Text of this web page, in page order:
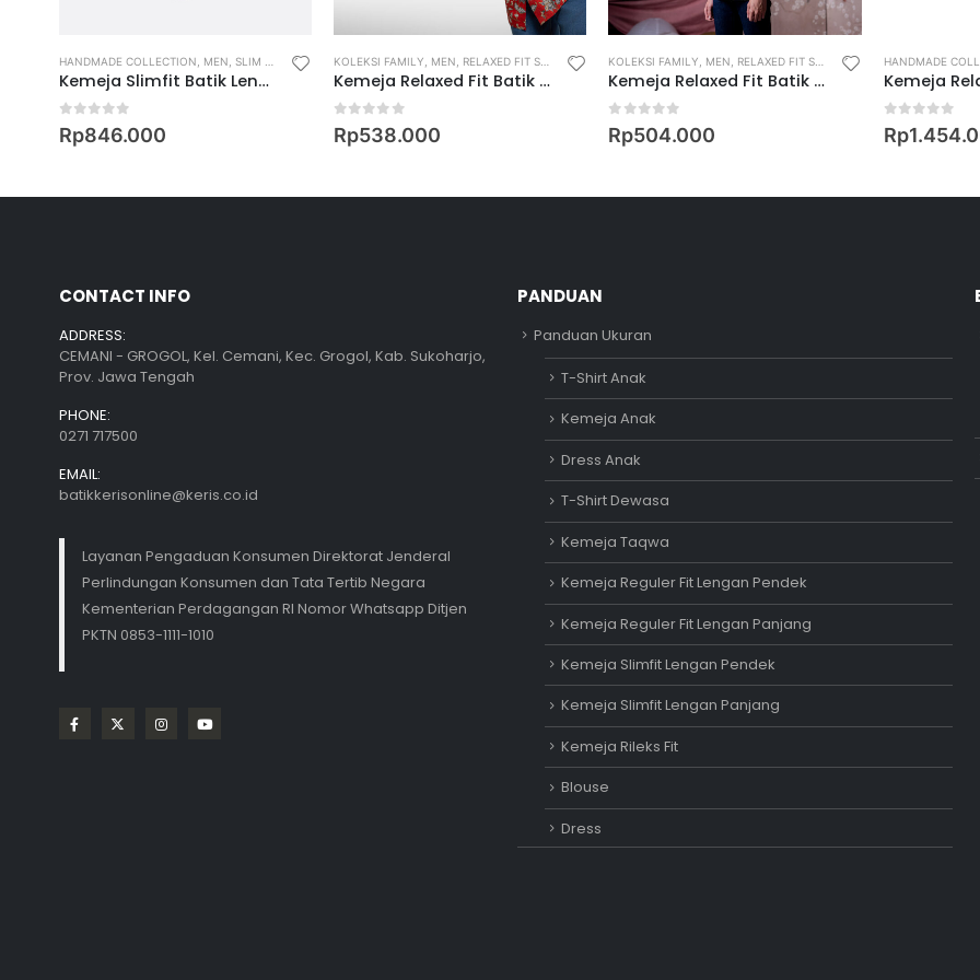
HANDMADE COLLECTION MEN SLIM FIT LONG SLEEVE SHIRT ,SLIM FIT SHIRT
Kemeja Slimfit Batik Lengan Panjang Motif Tanggap Swara
out of 5
Rp846.000
KOLEKSI FAMILY MEN RELAXED FIT SHIRT
Kemeja Relaxed Fit Batik Lengan Pendek Motif Keris Krengga Winda
out of 5
Rp538.000
KOLEKSI FAMILY MEN RELAXED FIT SHIRT
Kemeja Relaxed Fit Batik Lengan Pendek Motif Sekar Nitik
out of 5
Rp504.000
HANDMADE
out of 5
Rp
CONTACT INFO
ADDRESS:
CEMANI - GROGOL, Kel. Cemani, Kec. Grogol, Kab. Sukoharjo,
Prov. Jawa Tengah
PHONE:
0271 717500
EMAIL:
batikkerisonline@keris.co.id
Layanan Pengaduan Konsumen Direktorat Jenderal
Perlindungan Konsumen dan Tata Tertib Negara
Kementerian Perdagangan RI Nomor Whatsapp Ditjen
PKTN 0853-1111-1010
PANDUAN
Panduan Ukuran
T-Shirt Anak
Kemeja Anak
Dress Anak
T-Shirt Dewasa
Kemeja Taqwa
Kemeja Reguler Fit Lengan Pendek
Kemeja Reguler Fit Lengan Panjang
Kemeja Slimfit Lengan Pendek
Kemeja Slimfit Lengan Panjang
Kemeja Rileks Fit
Blouse
Dress